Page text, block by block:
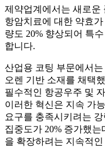
제약업계에서는 새로운
항암치료에 대한 약효
량도 20% 향상되어 특
합니다.
산업용 코팅 부문에서
오렌 기반 소재를 채택
필수적인 항공우주 및
이러한 혁신은 지속 가
요구를 충족시키려는
집중도가 20% 증가했
을 확장하려는 지속적